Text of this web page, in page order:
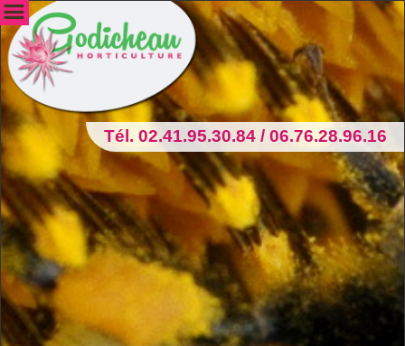
Tél. 02.41.95.30.84 / 06.76.28.96.16